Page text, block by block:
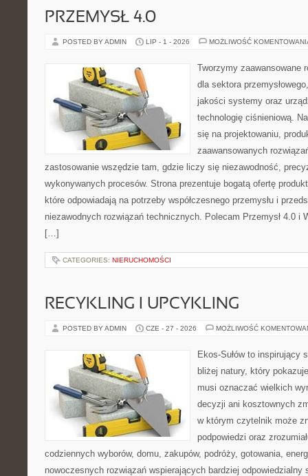
PRZEMYSŁ 4.0
POSTED BY ADMIN LIP - 1 - 2026 MOŻLIWOŚĆ
Tworzymy zaawansowane
dla sektora
jakości systemy oraz
technologię ciśnieniową.
się na projektowaniu,
zaawansowanych
zastosowanie wszędzie tam, gdzie liczy się niezawodność,
wykonywanych procesów. Strona prezentuje bogatą ofertę
które odpowiadają na potrzeby współczesnego przemysłu i
niezawodnych rozwiązań technicznych. Polecam Przemysł 4.0 i
[…]
CATEGORIES: NIERUCHOMOŚCI
RECYKLING I UPCYKLING
POSTED BY ADMIN CZE - 27 - 2026 MOŻLIWOŚĆ
Ekos-Sułów to inspirujący
bliżej natury, który
musi oznaczać wielkich
decyzji ani kosztownych
w którym czytelnik może
podpowiedzi oraz
codziennych wyborów, domu, zakupów, podróży, gotowania,
nowoczesnych rozwiązań wspierających bardziej odpowiedzialny